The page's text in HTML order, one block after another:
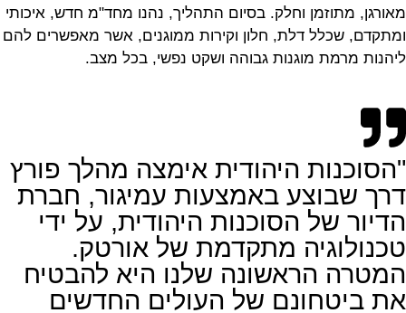
מאורגן, מתוזמן וחלק. בסיום התהליך, נהנו מחד"מ חדש, איכותי
ומתקדם, שכלל דלת, חלון וקירות ממוגנים, אשר מאפשרים להם
ליהנות מרמת מוגנות גבוהה ושקט נפשי, בכל מצב.
"הסוכנות היהודית אימצה מהלך פורץ
דרך שבוצע באמצעות עמיגור, חברת
הדיור של הסוכנות היהודית, על ידי
טכנולוגיה מתקדמת של אורטק.
המטרה הראשונה שלנו היא להבטיח
את ביטחונם של העולים החדשים